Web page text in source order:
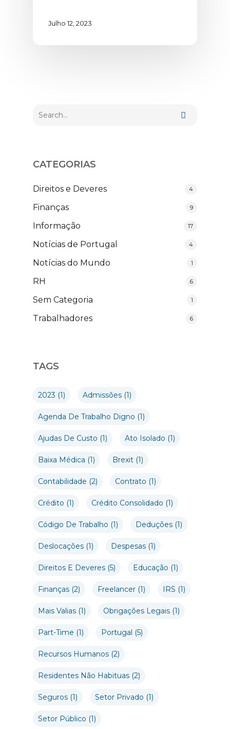
Julho 12, 2023
CATEGORIAS
Direitos e Deveres 4
Finanças 9
Informação 17
Notícias de Portugal 4
Notícias do Mundo 1
RH 6
Sem Categoria 1
Trabalhadores 6
TAGS
2023 (1) Admissões (1)
Agenda De Trabalho Digno (1)
Ajudas De Custo (1) Ato Isolado (1)
Baixa Médica (1) Brexit (1)
Contabilidade (2) Contrato (1)
Crédito (1) Crédito Consolidado (1)
Código De Trabalho (1) Deduções (1)
Deslocações (1) Despesas (1)
Direitos E Deveres (5) Educação (1)
Finanças (2) Freelancer (1) IRS (1)
Mais Valias (1) Obrigações Legais (1)
Part-Time (1) Portugal (5)
Recursos Humanos (2)
Residentes Não Habituas (2)
Seguros (1) Setor Privado (1)
Setor Público (1)